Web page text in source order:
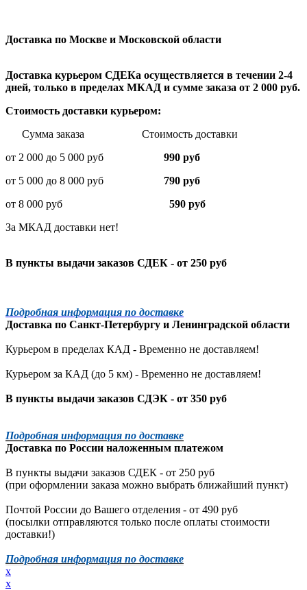
Доставка по Москве и Московской области
Доставка курьером СДЕКа осуществляется в течении 2-4
дней, только в пределах МКАД и сумме заказа от 2 000 руб.
Стоимость доставки курьером:
Сумма заказа Стоимость доставки
от 2 000 до 5 000 руб
990 руб
от 5 000 до 8 000 руб 790 руб
от 8 000 руб 590 руб
За МКАД доставки нет!
В пункты выдачи заказов СДЕК - от 250 руб
Подробная информация по доставке
Доставка по Санкт-Петербургу и Ленинградской области
Курьером в пределах КАД - Временно не доставляем!
Курьером за КАД (до 5 км) - Временно не доставляем!
В пункты выдачи заказов СДЭК - от 350 руб
Подробная информация по доставке
Доставка по России наложенным платежом
В пункты выдачи заказов СДЕК - от 250 руб
(при оформлении заказа можно выбрать ближайший пункт)
Почтой России до Вашего отделения - от 490 руб
(посылки отправляются только после оплаты стоимости
доставки!)
Подробная информация по доставке
x
x